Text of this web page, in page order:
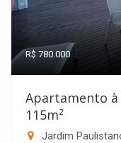
R$ 780.000
Apartamento à
115m²
Jardim